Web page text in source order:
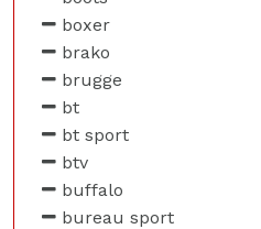
boxer
brako
brugge
bt
bt sport
btv
buffalo
bureau sport